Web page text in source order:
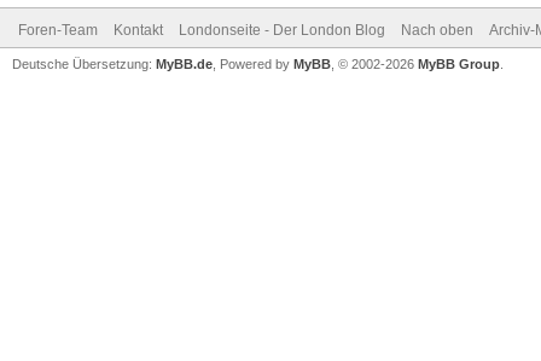
Foren-Team Kontakt Londonseite - Der London Blog Nach oben Archiv-
Deutsche Übersetzung: MyBB.de , Powered by MyBB , © 2002-2026 MyBB Group